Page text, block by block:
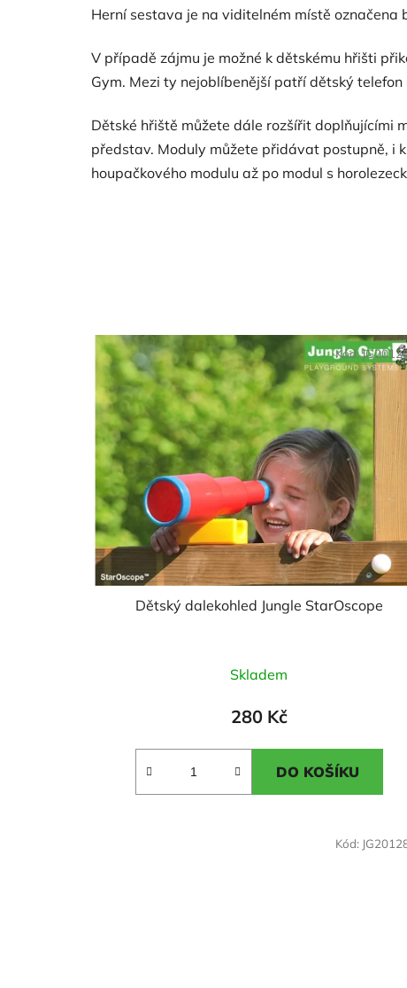
Herní sestava je na viditelném místě označena
V případě zájmu je možné k dětskému hřišti
Gym. Mezi ty nejoblíbenější patří dětský
Dětské hřiště můžete dále rozšířit doplňujícími
představ. Moduly můžete přidávat postupně, i
houpačkového modulu až po modul s
Dětský dalekohled Jungle StarOscope
hodnocení
produktu
Skladem
280 Kč
DO KOŠÍKU
Kód:
Kód: